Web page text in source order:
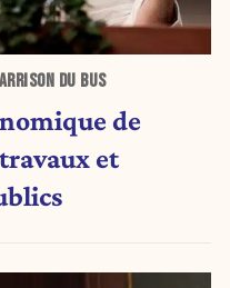
DU BUS
de
et